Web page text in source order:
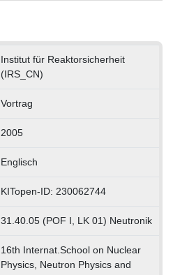
Institut für Reaktorsicherheit
(IRS_CN)
Vortrag
2005
Englisch
KITopen-ID: 230062744
31.40.05 (POF I, LK 01) Neutronik
16th Internat.School on Nuclear
Physics, Neutron Physics and